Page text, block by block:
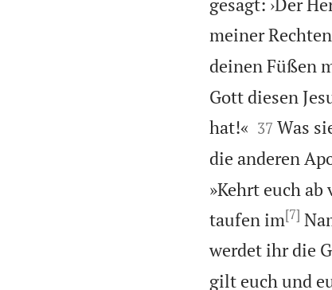
meiner
deinen Füßen
Gott diesen
hat!«
37 Was
die anderen
»Kehrt euch
taufen im[7]
werdet ihr die
gilt euch und